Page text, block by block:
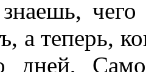
чего
а теперь,
дней,